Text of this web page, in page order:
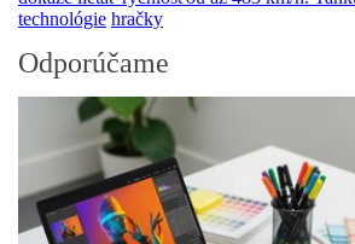
technológie hračky
Odporúčame